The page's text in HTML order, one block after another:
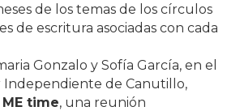
de los temas de los círculos
de escritura asociadas con cada
Gonzalo y Sofía García, en el
Independiente de Canutillo,
ME time, una reunión